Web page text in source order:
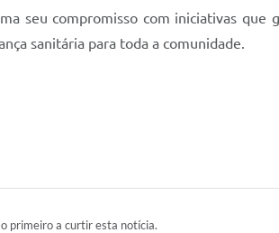
seu compromisso com iniciativas
sanitária para toda a comunidade.
o primeiro a curtir esta notícia.